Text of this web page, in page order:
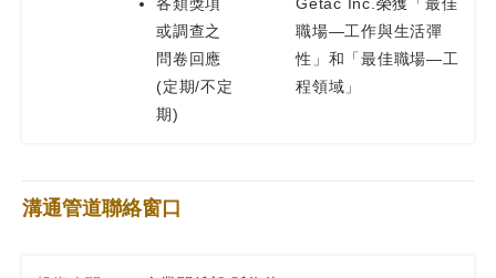
或調查之
問卷回應
(定期/不定
期)
職場—工作與生活彈
性」和「最佳職場—工
程領域」
溝通管道聯絡窗口